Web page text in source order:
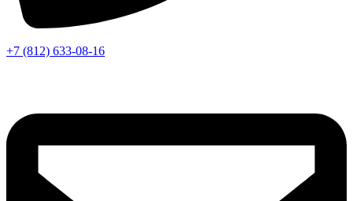
+7 (812) 633-08-16